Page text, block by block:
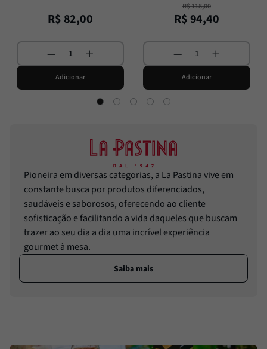
R$ 82,00
Adicionar
R$118,00
R$94,40
Adicionar
Pioneira em diversas categorias, a La Pastina vive em
constante busca por produtos diferenciados,
saudáveis e saborosos, oferecendo ao cliente
sofisticação e facilitando a vida daqueles que buscam
trazer ao seu dia a dia uma incrível experiência
gourmet à mesa.
Saiba mais